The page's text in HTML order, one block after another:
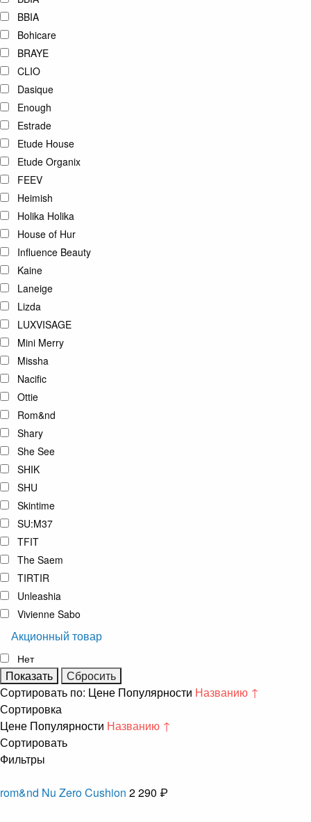
BBIA
Bohicare
BRAYE
CLIO
Dasique
Enough
Estrade
Etude House
Etude Organix
FEEV
Heimish
Holika Holika
House of Hur
Influence Beauty
Kaine
Laneige
Lizda
LUXVISAGE
Mini Merry
Missha
Nacific
Ottie
Rom&nd
Shary
She See
SHIK
SHU
Skintime
SU:M37
TFIT
The Saem
TIRTIR
Unleashia
Vivienne Sabo
Акционный товар
Нет
Сортировать по: Цене Популярности Названию ↑
Сортировка
Цене Популярности Названию ↑
Сортировать
Фильтры
rom&nd Nu Zero Cushion 2 290 ₽